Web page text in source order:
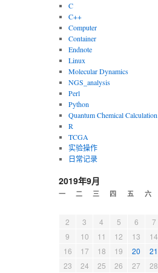
C
C++
Computer
Container
Endnote
Linux
Molecular Dynamics
NGS_analysis
Perl
Python
Quantum Chemical Calculation
R
TCGA
实验操作
日常记录
2019年9月
一 二 三 四 五 六
2
3 4 5 6 7
9
10 11 12 13 14
16
17 18 19 20 21
23
24 25 26 27 28